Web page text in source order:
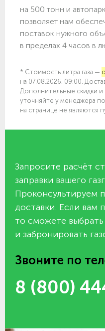
на 500 тонн и
позволяет нам
поставок нужного
в пределах 4 часов в
* Стоимость литра газа —
на 07.08.2026, 09:00.
Дополнительные скидки
уточняйте у менеджера по
на странице не являются
Запросите расчёт
заправки вашего
Проконсультируем
доставки. Если вам
то сможете
и забронировать
Звоните по
8 (800)